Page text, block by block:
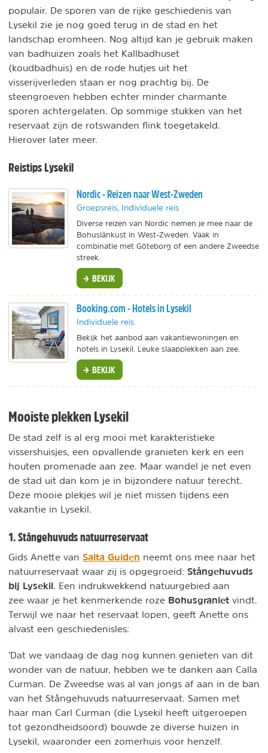
populair. De sporen van de rijke geschiedenis van
Lysekil zie je nog goed terug in de stad en het
landschap eromheen. Nog altijd kan je gebruik maken
van badhuizen zoals het Kallbadhuset
(koudbadhuis) en de rode hutjes uit het
visserijverleden staan er nog prachtig bij. De
steengroeven hebben echter minder charmante
sporen achtergelaten. Op sommige stukken van het
reservaat zijn de rotswanden flink toegetakeld.
Hierover later meer.
Reistips Lysekil
Nordic - Reizen naar West-Zweden
Groepsreis, Individuele reis
Diverse reizen van Nordic nemen je mee naar de
Bohuslänkust in West-Zweden. Vaak in
combinatie met Göteborg of een andere Zweedse
streek.
BEKIJK
Booking.com - Hotels in Lysekil
Individuele reis
Bekijk het aanbod aan vakantiewoningen en
hotels in Lysekil. Leuke slaapplekken aan zee.
BEKIJK
Mooiste plekken Lysekil
De stad zelf is al erg mooi met karakteristieke
vissershuisjes, een opvallende granieten kerk en een
houten promenade aan zee. Maar wandel je net even
de stad uit dan kom je in bijzondere natuur terecht.
Deze mooie plekjes wil je niet missen tijdens een
vakantie in Lysekil.
1. Stångehuvuds natuurreservaat
Gids Anette van Salta Guiden neemt ons mee naar het
natuurreservaat waar zij is opgegroeid: Stångehuvuds
bij Lysekil. Een indrukwekkend natuurgebied aan
zee waar je het kenmerkende roze Bohusgraniet vindt.
Terwijl we naar het reservaat lopen, geeft Anette ons
alvast een geschiedenisles:
‘Dat we vandaag de dag nog kunnen genieten van dit
wonder van de natuur, hebben we te danken aan Calla
Curman. De Zweedse was al van jongs af aan in de ban
van het Stångehuvuds natuurreservaat. Samen met
haar man Carl Curman (die Lysekil heeft uitgeroepen
tot gezondheidsoord) bouwde ze diverse huizen in
Lysekil, waaronder een zomerhuis voor henzelf.